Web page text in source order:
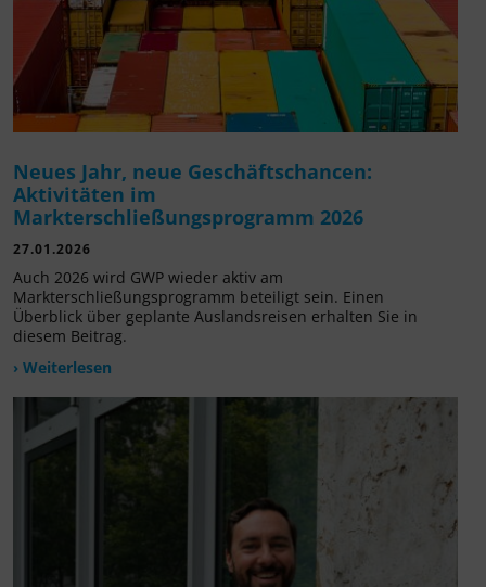
Neues Jahr, neue Geschäftschancen:
Aktivitäten im
Markterschließungsprogramm 2026
27.01.2026
Auch 2026 wird GWP wieder aktiv am
Markterschließungsprogramm beteiligt sein. Einen
Überblick über geplante Auslandsreisen erhalten Sie in
diesem Beitrag.
› Weiterlesen